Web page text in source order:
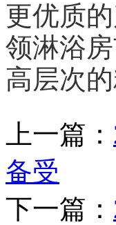
更优质
领淋浴
高层次的
上一篇：
备受
下一篇：